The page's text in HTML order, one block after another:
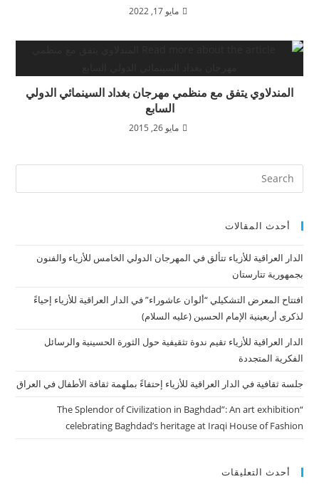
مايو 17, 2022
المندلاوي يتفق مع منظمي مهرجان بغداد السينمائي الدولي
السابع
مايو 26, 2015
أحدث المقالات
الدار العراقية للأزياء تتألق في المهرجان الدولي الخامس للأزياء والفنون
بجمهورية تتارستان
افتتاح المعرض التشكيلي “ألوان عاشوراء” في الدار العراقية للأزياء إحياءً
لذكرى أربعينية الإمام الحسين (عليه السلام)
الدار العراقية للأزياء تقيم ندوة تثقيفية حول الثورة الحسينية والرسائل
الفكرية المتجددة
جلسة ثقافية في الدار العراقية للأزياء إحتفاءً بملهمة ثقافة الأطفال في العراق
“The Splendor of Civilization in Baghdad”: An art exhibition
celebrating Baghdad’s heritage at Iraqi House of Fashion
أحدث التعليقات